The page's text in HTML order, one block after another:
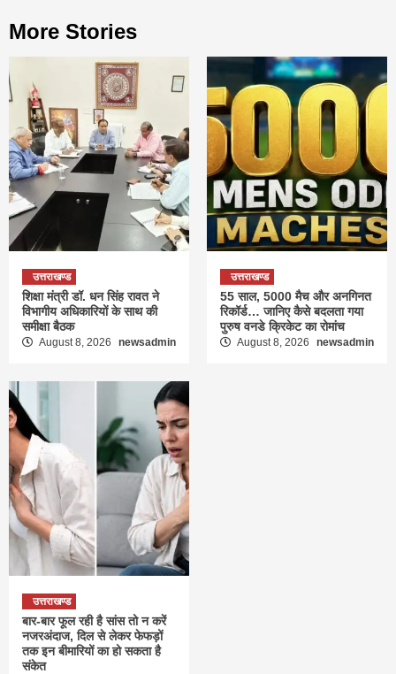
More Stories
उत्तराखण्ड
शिक्षा मंत्री डॉ. धन सिंह रावत ने
विभागीय अधिकारियों के साथ की
समीक्षा बैठक
August 8, 2026 newsadmin
उत्तराखण्ड
55 साल, 5000 मैच और अनगिनत
रिकॉर्ड… जानिए कैसे बदलता गया
पुरुष वनडे क्रिकेट का रोमांच
August 8, 2026 newsadmin
उत्तराखण्ड
बार-बार फूल रही है सांस तो न करें
नजरअंदाज, दिल से लेकर फेफड़ों
तक इन बीमारियों का हो सकता है
संकेत